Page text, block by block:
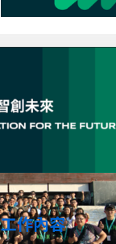
工作內容